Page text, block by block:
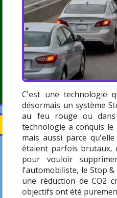
C'est une technologie
désormais un système
au feu rouge ou dans
technologie a conquis
mais aussi parce
étaient parfois brutaux,
pour vouloir
l'automobiliste, le Stop
une réduction de CO2
objectifs ont été